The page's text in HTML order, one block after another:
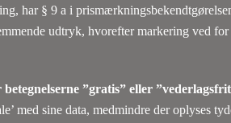
har § 9 a i
udtryk, hvorefter markering ved
”gratis” eller
med sine data, medmindre der oplyses